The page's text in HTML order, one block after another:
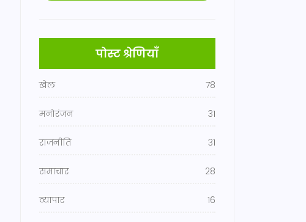
पोस्ट श्रेणियाँ
खेल 78
मनोरंजन 31
राजनीति 31
समाचार 28
व्यापार 16